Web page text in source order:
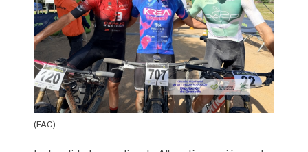
(FAC)